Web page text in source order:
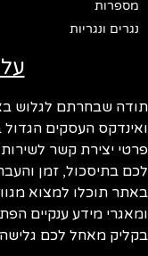
מספרות
נגרים ונגריות
תודה שבחרתם לגלוש
ואינדקס העסקים הגדול
פרטי יצירת קשר
לכם בתיסכול, זמן
באתר תוכלו למצוא
ומאגרי מידע ענקיים
בקליק מאחל לכם גלישה